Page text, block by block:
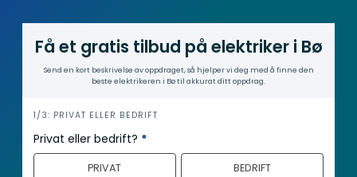
Få et gratis tilbud på elektriker i Bø
Send en kort beskrivelse av oppdraget, så hjelper vi deg med å finne den
beste elektrikeren i Bø til akkurat ditt oppdrag.
i
n
n
1/3: PRIVAT ELLER BEDRIFT
Privat eller bedrift? *
PRIVAT BEDRIFT